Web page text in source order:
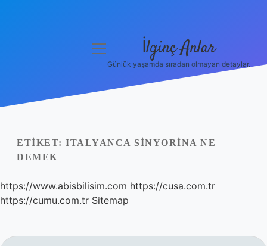
Yasal Uyarı
menüyü
İlginç Anlar
Günlük yaşamda sıradan olmayan detaylar.
ETIKET: ITALYANCA SINYORINA NE
DEMEK
https://www.abisbilisim.com https://cusa.com.tr
https://cumu.com.tr Sitemap